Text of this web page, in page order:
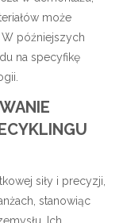
może
późniejszych
na specyfikę
siły i precyzji,
stanowiąc